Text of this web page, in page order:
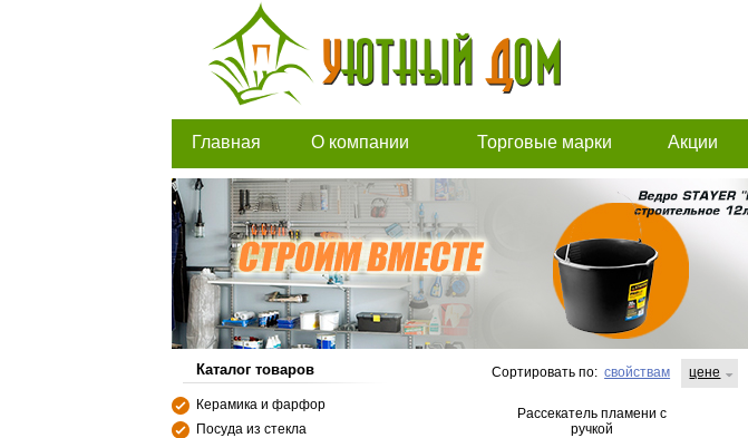
Главная О компании Торговые марки Акции
Каталог товаров
Керамика и фарфор
Посуда из стекла
Сортировать по: свойствам цене
Рассекатель пламени с
ручкой